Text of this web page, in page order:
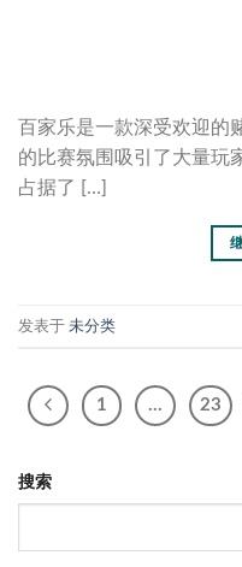
百家乐是一款深受欢迎的
的比赛氛围吸引了大量玩
占据了 […]
发表于 未分类
1 … 23
搜索